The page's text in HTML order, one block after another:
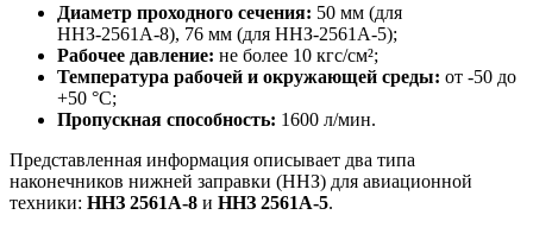
Диаметр проходного сечения: 50 мм (для
ННЗ-2561А-8), 76 мм (для ННЗ-2561А-5);
Рабочее давление: не более 10 кгс/см²;
Температура рабочей и окружающей среды: от -50 до
+50 °С;
Пропускная способность: 1600 л/мин.
Представленная информация описывает два типа
наконечников нижней заправки (ННЗ) для авиационной
техники: ННЗ 2561А-8 и ННЗ 2561А-5.